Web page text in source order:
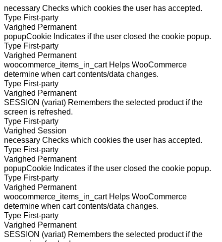
necessary Checks which cookies the user has accepted.
Type First-party
Varighed Permanent
popupCookie Indicates if the user closed the cookie popup.
Type First-party
Varighed Permanent
woocommerce_items_in_cart Helps WooCommerce
determine when cart contents/data changes.
Type First-party
Varighed Permanent
SESSION (variat) Remembers the selected product if the
screen is refreshed.
Type First-party
Varighed Session
necessary Checks which cookies the user has accepted.
Type First-party
Varighed Permanent
popupCookie Indicates if the user closed the cookie popup.
Type First-party
Varighed Permanent
woocommerce_items_in_cart Helps WooCommerce
determine when cart contents/data changes.
Type First-party
Varighed Permanent
SESSION (variat) Remembers the selected product if the